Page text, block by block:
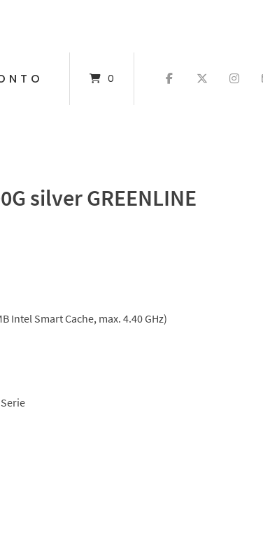
0
silver GREENLINE
Intel Smart Cache, max. 4.40 GHz)